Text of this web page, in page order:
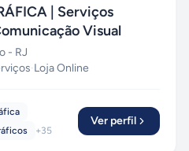
| Serviços
Visual
- RJ
·Loja Online
+35
Ver perfil